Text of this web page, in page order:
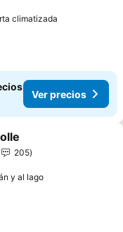
climatizada
Ver precios
favoritos
205
y al lagoVer precios